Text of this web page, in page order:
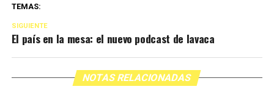
TEMAS:
SIGUIENTE
El país en la mesa: el nuevo podcast de lavaca
NOTAS RELACIONADAS